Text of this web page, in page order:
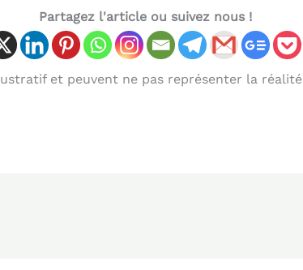
Partagez l'article ou suivez nous !
et peuvent ne pas représenter la réalité